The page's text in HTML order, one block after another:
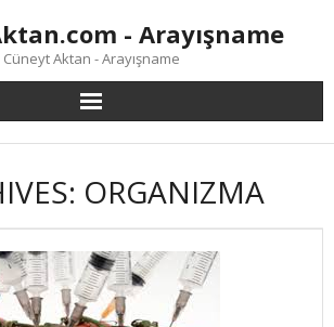
- Arayışname
Cüneyt Aktan - Arayışname
ORGANIZMA